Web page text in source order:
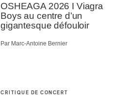
OSHEAGA 2026 I Viagra
Boys au centre d’un
gigantesque défouloir
Par Marc-Antoine Bernier
CRITIQUE DE CONCERT